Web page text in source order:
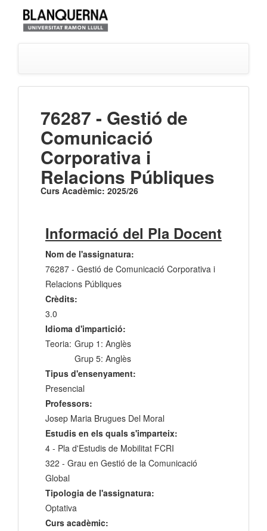
76287 - Gestió de
Comunicació
Corporativa i
Relacions Públiques
Curs Acadèmic: 2025/26
Informació del Pla Docent
Nom de l'assignatura:
76287 - Gestió de Comunicació Corporativa i
Relacions Públiques
Crèdits:
3.0
Idioma d'impartició:
Teoria: Grup 1: Anglès
Grup 5: Anglès
Tipus d'ensenyament:
Presencial
Professors:
Josep Maria Brugues Del Moral
Estudis en els quals s'imparteix:
4 - Pla d'Estudis de Mobilitat FCRI
322 - Grau en Gestió de la Comunicació
Global
Tipologia de l'assignatura:
Optativa
Curs acadèmic: